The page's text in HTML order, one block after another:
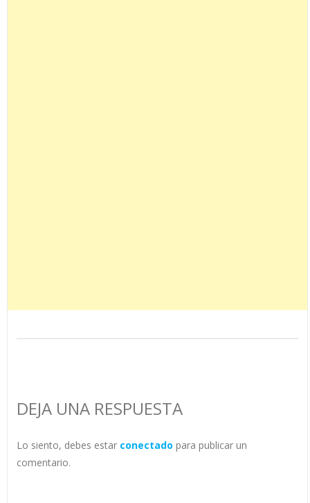
DEJA UNA RESPUESTA
Lo siento, debes estar conectado para publicar un
comentario.